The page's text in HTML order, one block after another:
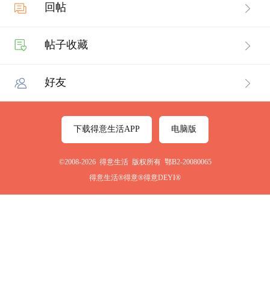
回帖
帖子收藏
好友
下载得意生活APP 电脑版
©2008-2026 得意生活 版权所有 鄂B2-20080065
得意生活®得意®得意DEYI®